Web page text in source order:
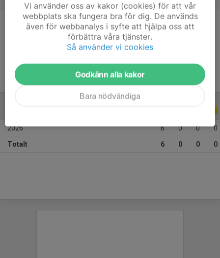
Position
-
10 år
2026 6 0 0 0
Totalt 6 0 0 0
Vi använder oss av kakor (cookies) för att vår
webbplats ska fungera bra för dig. De används
även för webbanalys i syfte att hjälpa oss att
förbättra våra tjänster.
Så använder vi cookies
Godkänn alla kakor
Bara nödvändiga